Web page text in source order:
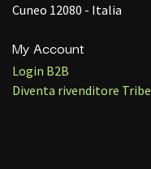
Cuneo 12080 - Italia
My Account
Login B2B
Diventa rivenditore Tribe